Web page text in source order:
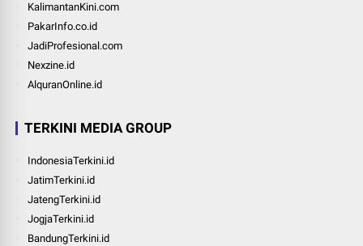
KalimantanKini.com
PakarInfo.co.id
JadiProfesional.com
Nexzine.id
AlquranOnline.id
TERKINI MEDIA GROUP
IndonesiaTerkini.id
JatimTerkini.id
JatengTerkini.id
JogjaTerkini.id
BandungTerkini.id